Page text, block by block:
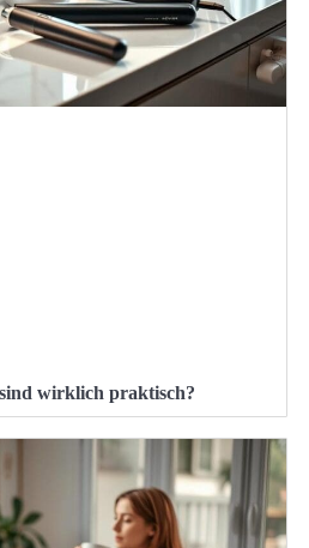
wirklich praktisch?